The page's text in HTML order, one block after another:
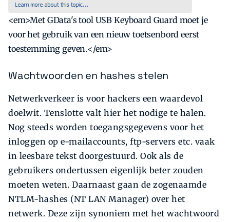
<em>Met GData's tool USB Keyboard Guard moet je
voor het gebruik van een nieuw toetsenbord eerst
toestemming geven.</em>
Wachtwoorden en hashes stelen
Netwerkverkeer is voor hackers een waardevol
doelwit. Tenslotte valt hier het nodige te halen.
Nog steeds worden toegangsgegevens voor het
inloggen op e-mailaccounts, ftp-servers etc. vaak
in leesbare tekst doorgestuurd. Ook als de
gebruikers ondertussen eigenlijk beter zouden
moeten weten. Daarnaast gaan de zogenaamde
NTLM-hashes (NT LAN Manager) over het
netwerk. Deze zijn synoniem met het wachtwoord